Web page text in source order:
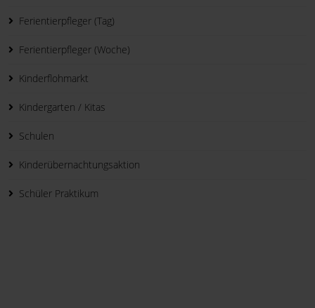
Ferientierpfleger (Tag)
Ferientierpfleger (Woche)
Kinderflohmarkt
Kindergarten / Kitas
Schulen
Kinderübernachtungsaktion
Schüler Praktikum